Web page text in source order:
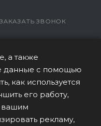
ЗАКАЗАТЬ ЗВОНОК
ш., 28А, 1 этаж
а также
данные с помощью
как используется
его работу,
вашим
рекламу,